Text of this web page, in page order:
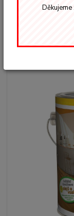
Osmo
voskový